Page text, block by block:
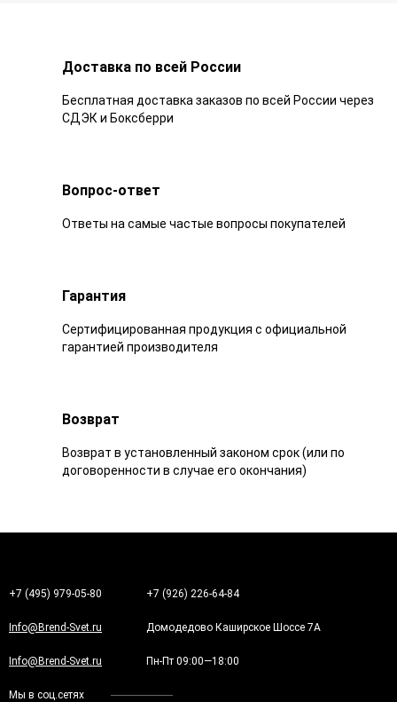
Доставка по всей России
Бесплатная доставка заказов по всей России через
СДЭК и Боксберри
Вопрос-ответ
Ответы на самые частые вопросы покупателей
Гарантия
Сертифицированная продукция с официальной
гарантией производителя
Возврат
Возврат в установленный законом срок (или по
договоренности в случае его окончания)
+7 (495) 979-05-80 +7 (926) 226-64-84
Info@Brend-Svet.ru Домодедово Каширское Шоссе 7А
Info@Brend-Svet.ru Пн-Пт 09:00—18:00
Мы в соц.сетях